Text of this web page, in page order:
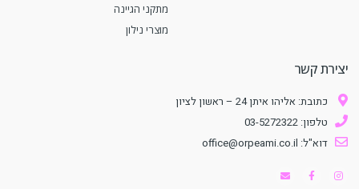
מתקני הגיינה
מוצרי נילון
יצירת קשר
כתובת: אליהו איתן 24 – ראשון לציון
טלפון: 03-5272322
דוא"ל: office@orpeami.co.il